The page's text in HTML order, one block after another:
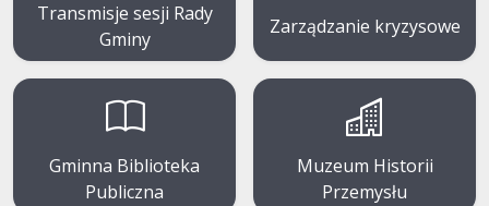
Transmisje sesji Rady
Gminy
Zarządzanie kryzysowe
Gminna Biblioteka
Publiczna
Muzeum Historii
Przemysłu